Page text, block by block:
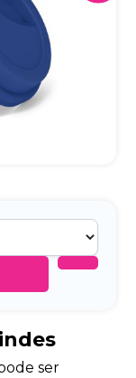
ser